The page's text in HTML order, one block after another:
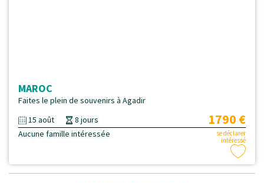
MAROC
Faites le plein de souvenirs à Agadir
15 août
8 jours 1790 €
Aucune famille intéressée
se déclarer
intéressé